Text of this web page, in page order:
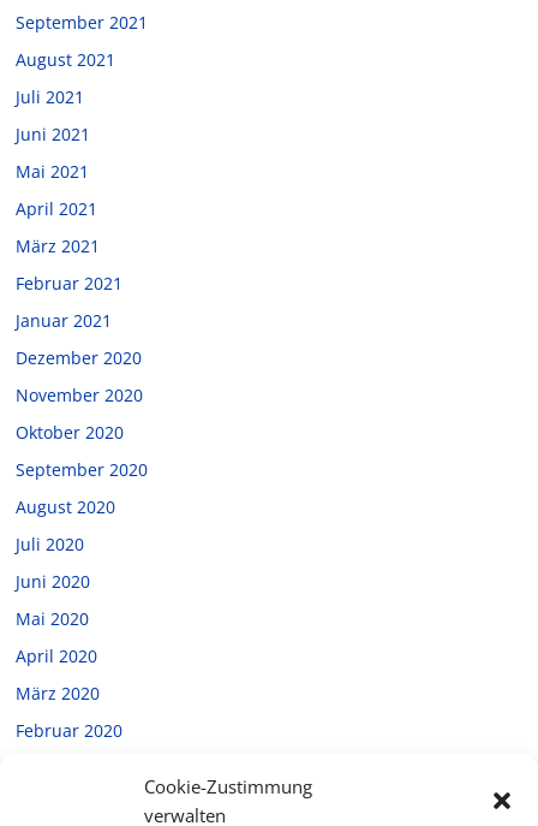
Cookie-Zustimmung
verwalten
September 2021
August 2021
Juli 2021
Juni 2021
Mai 2021
April 2021
März 2021
Februar 2021
Januar 2021
Dezember 2020
November 2020
Oktober 2020
September 2020
August 2020
Juli 2020
Juni 2020
Mai 2020
April 2020
März 2020
Februar 2020